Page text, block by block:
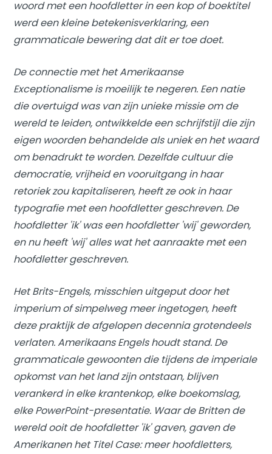
woord met een hoofdletter in een kop of boektitel
werd een kleine betekenisverklaring, een
grammaticale bewering dat dit er toe doet.
De connectie met het Amerikaanse
Exceptionalisme is moeilijk te negeren. Een natie
die overtuigd was van zijn unieke missie om de
wereld te leiden, ontwikkelde een schrijfstijl die zijn
eigen woorden behandelde als uniek en het waard
om benadrukt te worden. Dezelfde cultuur die
democratie, vrijheid en vooruitgang in haar
retoriek zou kapitaliseren, heeft ze ook in haar
typografie met een hoofdletter geschreven. De
hoofdletter 'ik' was een hoofdletter 'wij' geworden,
en nu heeft 'wij' alles wat het aanraakte met een
hoofdletter geschreven.
Het Brits-Engels, misschien uitgeput door het
imperium of simpelweg meer ingetogen, heeft
deze praktijk de afgelopen decennia grotendeels
verlaten. Amerikaans Engels houdt stand. De
grammaticale gewoonten die tijdens de imperiale
opkomst van het land zijn ontstaan, blijven
verankerd in elke krantenkop, elke boekomslag,
elke PowerPoint-presentatie. Waar de Britten de
wereld ooit de hoofdletter 'ik' gaven, gaven de
Amerikanen het Titel Case: meer hoofdletters,